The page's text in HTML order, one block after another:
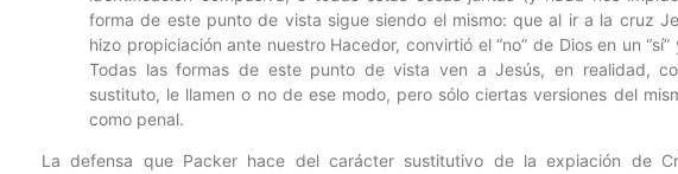
forma de este punto de vista sigue siendo el mismo: que al ir a la cruz
hizo propiciación ante nuestro Hacedor, convirtió el “no” de Dios en un
Todas las formas de este punto de vista ven a Jesús, en realidad,
sustituto, le llamen o no de ese modo, pero sólo ciertas versiones del
como penal.
La defensa que Packer hace del carácter sustitutivo de la expiación de